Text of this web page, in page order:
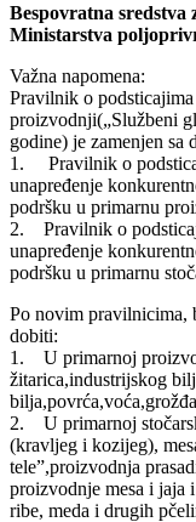
Bespovratna
Ministarstva
Važna napomena:
Pravilnik o
proizvodnji(„Službeni
godine) je zamenjen sa
1. Pravilnik o
unapređenje
podršku u primarnu
2. Pravilnik o
unapređenje
podršku u primarnu
Po novim pravilnicima,
dobiti:
1. U primarnoj
žitarica,industrijskog
2. U primarnoj
(kravljeg i kozijeg),
tele”,proizvodnja
proizvodnje mesa i jaja
ribe, meda i drugih